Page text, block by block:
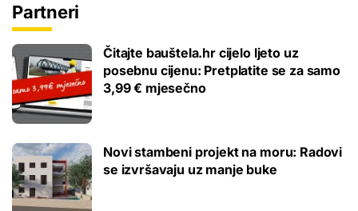
Partneri
Čitajte bauštela.hr cijelo ljeto uz
posebnu cijenu: Pretplatite se za samo
3,99 € mjesečno
Novi stambeni projekt na moru: Radovi
se izvršavaju uz manje buke